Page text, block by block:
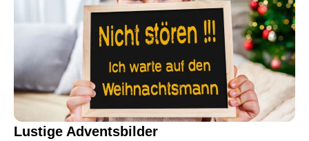
Lustige Adventsbilder